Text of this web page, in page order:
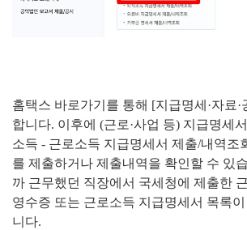
홈택스 바로가기를 통해 [지급명세·자료
합니다. 이후에 (근로·사업 등) 지급명세
소득 - 근로소득 지급명세서 제출/내역조
를 제출하거나 제출내역을 확인할 수 있
까 근무했던 직장에서 국세청에 제출한
영수증 또는 근로소득 지급명세서 목록
니다.